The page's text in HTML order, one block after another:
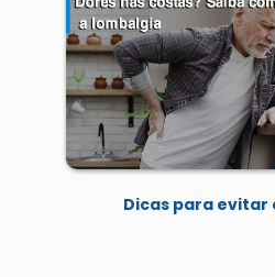
Dicas para evitar